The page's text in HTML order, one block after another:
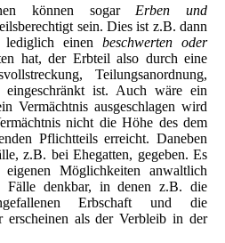
können sogar Erben und
sein. Dies ist z.B. dann
einen beschwerten oder
hat, der Erbteil also durch eine
Teilungsanordnung,
eingeschränkt ist. Auch wäre ein
Vermächtnis ausgeschlagen wird
nicht die Höhe des dem
Pflichtteils erreicht. Daneben
z.B. bei Ehegatten, gegeben. Es
Möglichkeiten anwaltlich
Fälle denkbar, in denen z.B. die
Erbschaft und die
erscheinen als der Verbleib in der